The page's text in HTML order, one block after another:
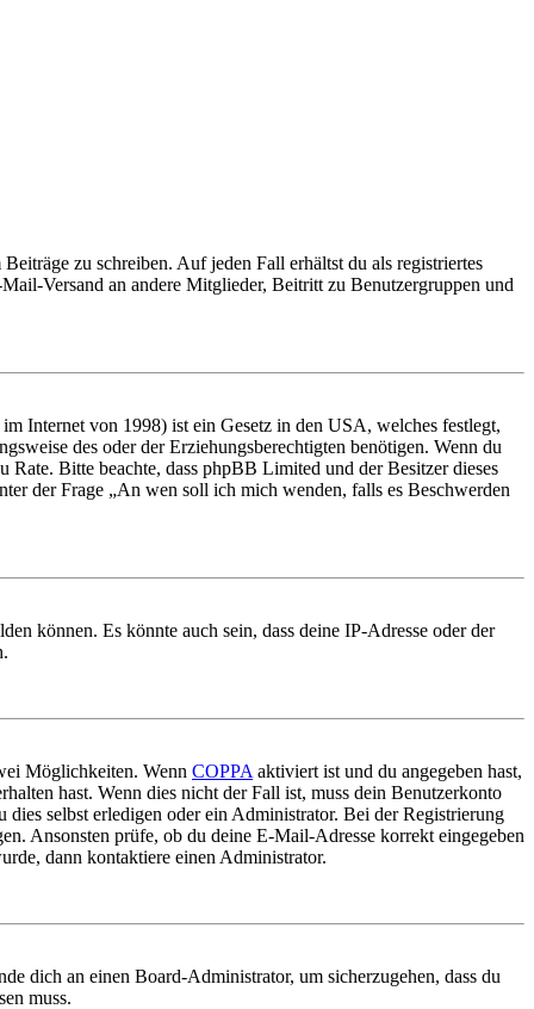
zu schreiben. Auf jeden Fall erhältst du als registriertes
Versand an andere Mitglieder, Beitritt zu Benutzergruppen und
Internet von 1998) ist ein Gesetz in den USA, welches festlegt,
des oder der Erziehungsberechtigten benötigen. Wenn du
Bitte beachte, dass phpBB Limited und der Besitzer dieses
der Frage „An wen soll ich mich wenden, falls es Beschwerden
können. Es könnte auch sein, dass deine IP-Adresse oder der
Möglichkeiten. Wenn COPPA aktiviert ist und du angegeben hast,
hast. Wenn dies nicht der Fall ist, muss dein Benutzerkonto
selbst erledigen oder ein Administrator. Bei der Registrierung
Ansonsten prüfe, ob du deine E-Mail-Adresse korrekt eingegeben
dann kontaktiere einen Administrator.
dich an einen Board-Administrator, um sicherzugehen, dass du
muss.